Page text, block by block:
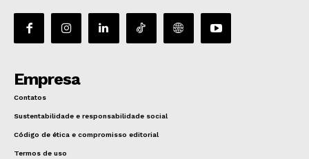
Empresa
Contatos
Sustentabilidade e responsabilidade social
Código de ética e compromisso editorial
Termos de uso